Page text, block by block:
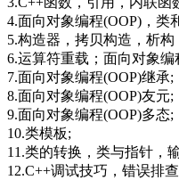
4.面向对象编程(OOP)，类
5.构造器，拷贝构造，析构
6.运算符重载；面向对象编
7.面向对象编程(OOP)继承;
8.面向对象编程(OOP)友元;
9.面向对象编程(OOP)多态;
10.类模板;
11.类的转换，类与指针，
12.C++调试技巧，错误排